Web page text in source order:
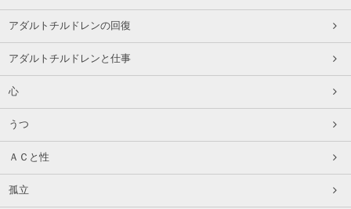
アダルトチルドレンの回復
アダルトチルドレンと仕事
心
うつ
ＡＣと性
孤立